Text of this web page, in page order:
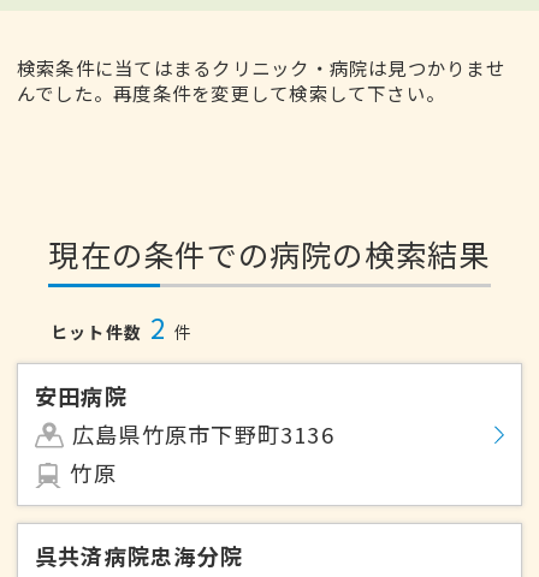
検索条件に当てはまるクリニック・病院は見つかりませ
んでした。再度条件を変更して検索して下さい。
現在の条件での病院の検索結果
ヒット件数 2 件
安田病院
広島県竹原市下野町3136
竹原
呉共済病院忠海分院